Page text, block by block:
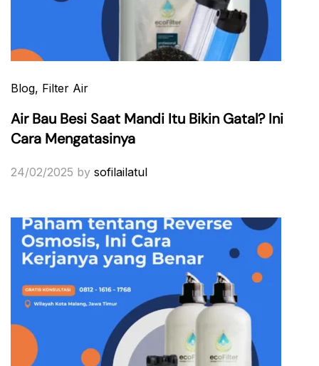
Blog, Filter Air
Air Bau Besi Saat Mandi Itu Bikin Gatal? Ini
Cara Mengatasinya
24/02/2025 by sofilailatul